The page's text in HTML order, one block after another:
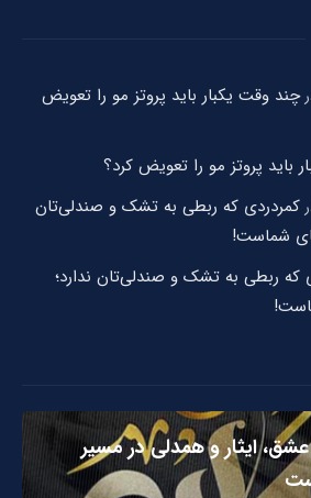
چند وقت یکبار باید پروتز مو را تعویض
باید پروتز مو را تعویض کرد؟
کمردردی که ربطی به تشک و صندلی‌تان
شماست!
که ربطی به تشک و صندلی‌تان ندارد؛
عشق، ایثار و همدلی در مسیر